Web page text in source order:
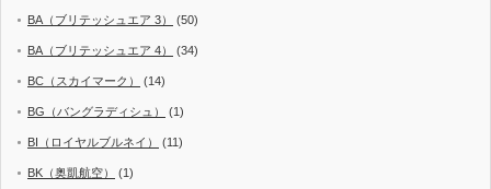
BA（ブリテッシュエア 3） (50)
BA（ブリテッシュエア 4） (34)
BC（スカイマーク） (14)
BG（バングラディシュ） (1)
BI（ロイヤルブルネイ） (11)
BK（奥凱航空） (1)